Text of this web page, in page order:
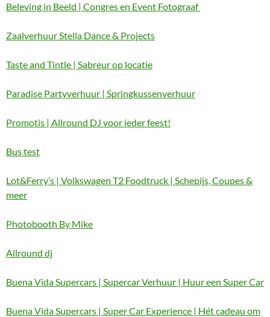
Beleving in Beeld | Congres en Event Fotograaf
Zaalverhuur Stella Dance & Projects
Taste and Tintle | Sabreur op locatie
Paradise Partyverhuur | Springkussenverhuur
Promotis | Allround DJ voor ieder feest!
Bus test
Lot&Ferry’s | Volkswagen T2 Foodtruck | Schepijs, Coupes &
meer
Photobooth By Mike
Allround dj
Buena Vida Supercars | Supercar Verhuur | Huur een Super Car
Buena Vida Supercars | Super Car Experience | Hét cadeau om